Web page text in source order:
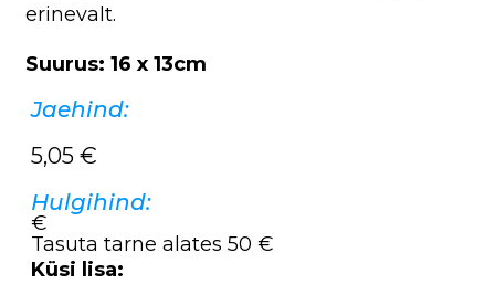
erinevalt.
Suurus: 16 x 13cm
Jaehind:
5,05 €
Hulgihind:
€
Tasuta tarne alates 50 €
Küsi lisa: